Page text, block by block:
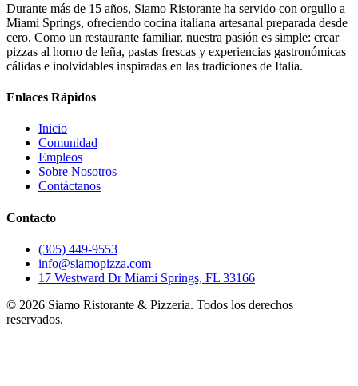
Durante más de 15 años, Siamo Ristorante ha servido con orgullo a
Miami Springs, ofreciendo cocina italiana artesanal preparada desde
cero. Como un restaurante familiar, nuestra pasión es simple: crear
pizzas al horno de leña, pastas frescas y experiencias gastronómicas
cálidas e inolvidables inspiradas en las tradiciones de Italia.
Enlaces Rápidos
Inicio
Comunidad
Empleos
Sobre Nosotros
Contáctanos
Contacto
(305) 449-9553
info@siamopizza.com
17 Westward Dr Miami Springs, FL 33166
© 2026 Siamo Ristorante & Pizzeria. Todos los derechos
reservados.